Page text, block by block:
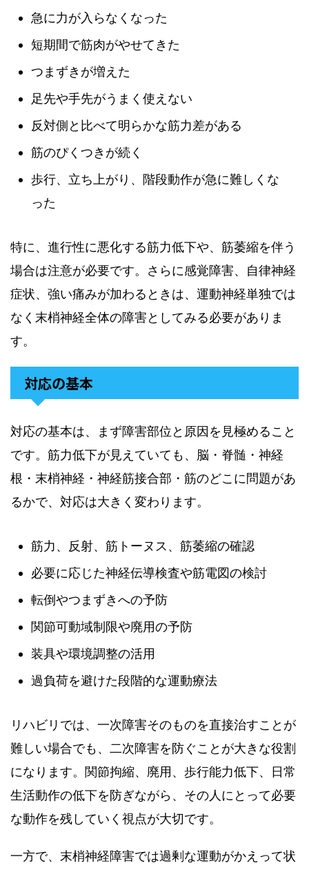
急に力が入らなくなった
短期間で筋肉がやせてきた
つまずきが増えた
足先や手先がうまく使えない
反対側と比べて明らかな筋力差がある
筋のぴくつきが続く
歩行、立ち上がり、階段動作が急に難しくな
った
特に、進行性に悪化する筋力低下や、筋萎縮を伴う
場合は注意が必要です。さらに感覚障害、自律神経
症状、強い痛みが加わるときは、運動神経単独では
なく末梢神経全体の障害としてみる必要がありま
す。
対応の基本
対応の基本は、まず障害部位と原因を見極めること
です。筋力低下が見えていても、脳・脊髄・神経
根・末梢神経・神経筋接合部・筋のどこに問題があ
るかで、対応は大きく変わります。
筋力、反射、筋トーヌス、筋萎縮の確認
必要に応じた神経伝導検査や筋電図の検討
転倒やつまずきへの予防
関節可動域制限や廃用の予防
装具や環境調整の活用
過負荷を避けた段階的な運動療法
リハビリでは、一次障害そのものを直接治すことが
難しい場合でも、二次障害を防ぐことが大きな役割
になります。関節拘縮、廃用、歩行能力低下、日常
生活動作の低下を防ぎながら、その人にとって必要
な動作を残していく視点が大切です。
一方で、末梢神経障害では過剰な運動がかえって状